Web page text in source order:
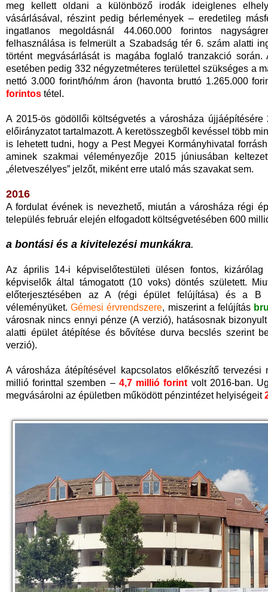
meg kellett oldani a különböző irodák ideiglenes
vásárlásával, részint pedig bérlemények – eredetileg
ingatlanos megoldásnál 44.060.000 forintos
felhasználása is felmerült a Szabadság tér 6. szám alatti
történt megvásárlását is magába foglaló tranzakció
esetében pedig 332 négyzetméteres területtel szükséges a
nettó 3.000 forint/hó/nm áron (havonta bruttó 1.265.000
forintos tétel.
A 2015-ös gödöllői költségvetés a városháza
előirányzatot tartalmazott. A keretösszegből kevéssel több
is lehetett tudni, hogy a Pest Megyei Kormányhivatal
aminek szakmai véleményezője 2015 júniusában
„életveszélyes” jelzőt, miként erre utaló más szavakat sem.
2016
A fordulat évének is nevezhető, miután a városháza régi
település február elején elfogadott költségvetésében 600
a bontási és a kivitelezési munkákra.
Az április 14-i képviselőtestületi ülésen fontos,
képviselők által támogatott (10 voks) döntés született.
előterjesztésében az A (régi épület felújítása) és a B
véleményüket.Gémesi érvrendszere, miszerint a felújítás
városnak nincs ennyi pénze (A verzió), hatásosnak
alatti épület átépítése és bővítése durva becslés szerint
verzió).
A városháza átépítésével kapcsolatos előkészítő
millió forinttal szemben – 4,7 millió forintvolt 2016-ban.
megvásárolni az épületben működött pénzintézet helyiségeit